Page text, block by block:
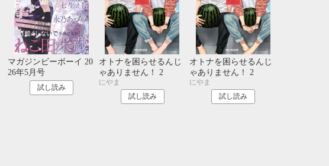
マガジンビーボーイ 20
26年5月号
試し読み
オトナを困らせるんじ
ゃありません！ 2
にやま
試し読み
オトナを困らせるんじ
ゃありません！ 2
にやま
試し読み
12 13 14 15 16
17
19 20 21 22 23
24
26 27 28 29 30 31